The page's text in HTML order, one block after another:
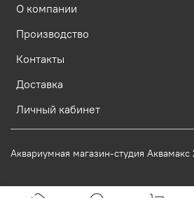
О компании
Производство
Контакты
Доставка
Личный кабинет
Аквариумная магазин-студия